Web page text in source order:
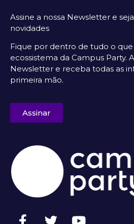
Assine a nossa Newsletter e
novidades
Fique por dentro de tudo o
ecossistema da Campus Party.
Newsletter e receba todas as
primeira mão.
Assinar